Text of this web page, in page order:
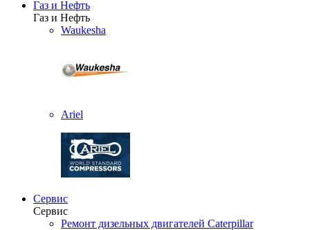
Газ и Нефть
Газ и Нефть
Waukesha
Ariel
Сервис
Сервис
Ремонт дизельных двигателей Caterpillar